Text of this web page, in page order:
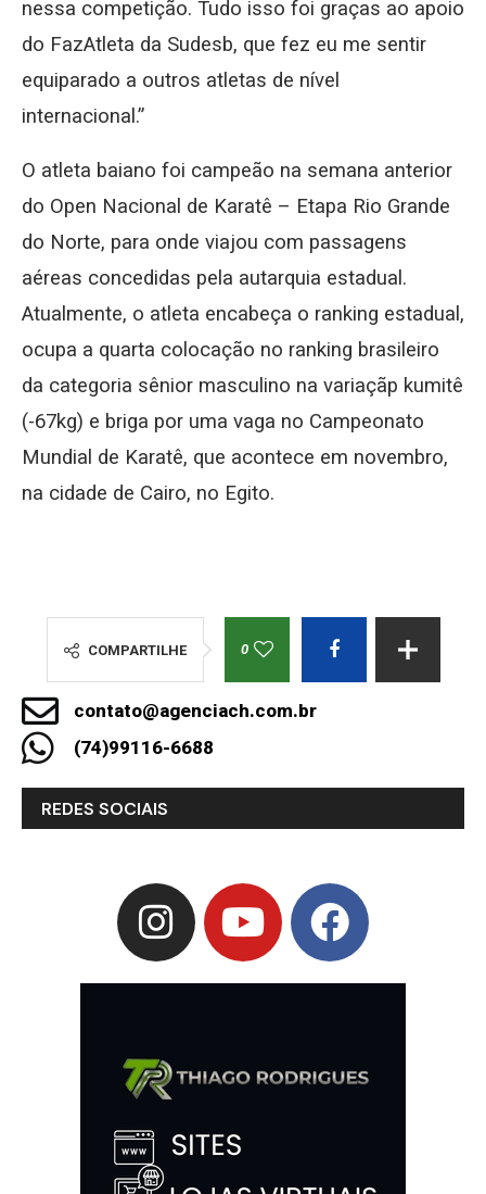
nessa competição. Tudo isso foi graças ao apoio
do FazAtleta da Sudesb, que fez eu me sentir
equiparado a outros atletas de nível
internacional.”
O atleta baiano foi campeão na semana anterior
do Open Nacional de Karatê – Etapa Rio Grande
do Norte, para onde viajou com passagens
aéreas concedidas pela autarquia estadual.
Atualmente, o atleta encabeça o ranking estadual,
ocupa a quarta colocação no ranking brasileiro
da categoria sênior masculino na variaçãp kumitê
(-67kg) e briga por uma vaga no Campeonato
Mundial de Karatê, que acontece em novembro,
na cidade de Cairo, no Egito.
COMPARTILHE 0
contato@agenciach.com.br
(74)99116-6688
REDES SOCIAIS